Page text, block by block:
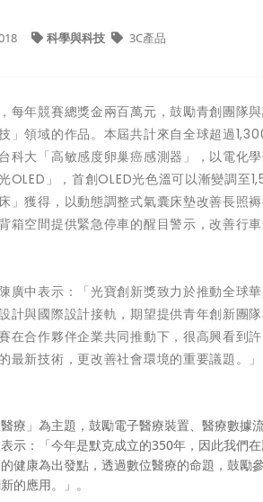
科學與科技 3C產品
每年競賽總獎金兩百萬元，鼓勵青創團隊
」領域的作品。本屆共計來自全球超過
科大「高敏感度卵巢癌感測器」，以電化
OLED」，首創OLED光色溫可以漸變調至
」獲得，以動態調整式氣囊床墊改善長照
箱空間提供緊急停車的醒目警示，改善行車
廣中表示：「光寶創新獎致力於推動全球
計與國際設計接軌，期望提供青年創新團
在合作夥伴企業共同推動下，很高興看到
最新技術，更改善社會環境的重要議題。」
療」為主題，鼓勵電子醫療裝置、醫療數據
示：「今年是默克成立的350年，因此我們
健康為出發點，透過數位醫療的命題，鼓勵
的應用。」。